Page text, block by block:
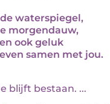
waterspiegel,
morgendauw,
ook geluk
samen met jou.
blijft bestaan. ...